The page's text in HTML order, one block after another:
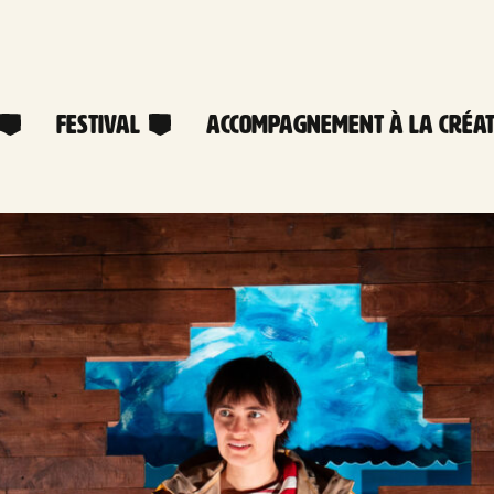
Festival Accompagnement à la